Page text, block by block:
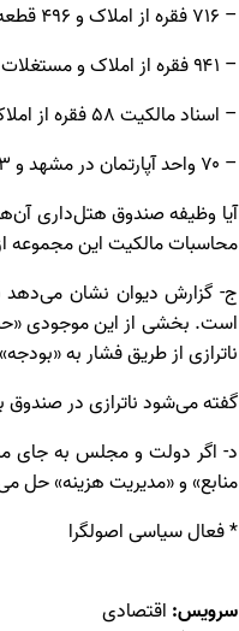
– ۷۱۶ فقره از املاک و ۴۹۶ قطعه از اراضی تهرانپارس در تصرف غیر است!
– ۹۴۱ فقره از املاک و مستغلات فاقد سند مالکیت است!
– اسناد مالکیت ۵۸ فقره از املاک و اراضی و ۱۱۵ واحد آپارتمان به نام اشخاص غیر است!
– ۷۰ واحد آپارتمان در مشهد و ۳ واحد آپارتمان در خیابان فرشته تهران واگذار کرده‌اند، اما وجهی بابت آن دریافت نکردند.
آیا وظیفه صندوق هتل‌داری
محاسبات مالکیت این مجموعه
ج- گزارش دیوان نشان می‌دهد
است. بخشی از این موجودی
ناترازی از طریق فشار به
گفته می‌شود ناترازی در صندوق
منابع» و «مدیریت هزینه» حل
* فعال سیاسی اصولگرا
سرویس: اقتصادی